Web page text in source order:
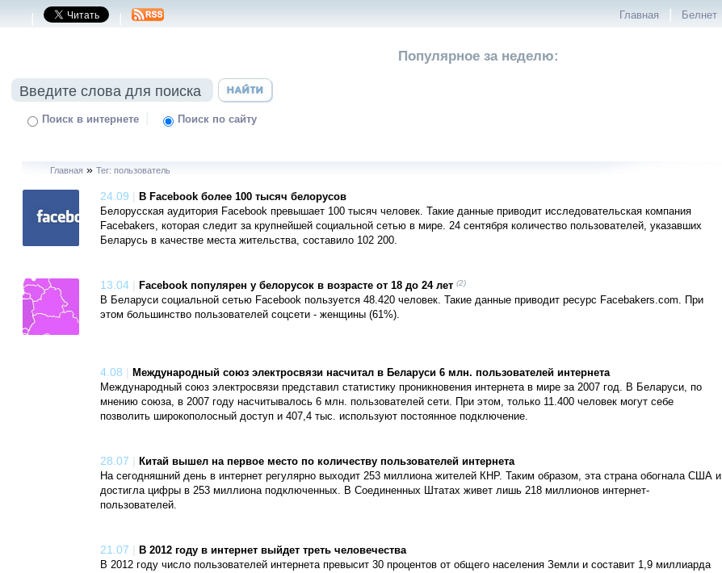
| | Главная | Белнет
Поиск в интернете | Поиск по сайту
Популярное за неделю:
Главная » Тег: пользователь
24.09 | В Facebook более 100 тысяч белорусов
Белорусская аудитория Facebook превышает 100 тысяч человек. Такие данные приводит исследовательская компания
Facebakers, которая следит за крупнейшей социальной сетью в мире. 24 сентября количество пользователей, указавших
Беларусь в качестве места жительства, составило 102 200.
13.04 | Facebook популярен у белорусок в возрасте от 18 до 24 лет (2)
В Беларуси социальной сетью Facebook пользуется 48.420 человек. Такие данные приводит ресурс Facebakers.com. При
этом большинство пользователей соцсети - женщины (61%).
4.08 | Международный союз электросвязи насчитал в Беларуси 6 млн. пользователей интернета
Международный союз электросвязи представил статистику проникновения интернета в мире за 2007 год. В Беларуси, по
мнению союза, в 2007 году насчитывалось 6 млн. пользователей сети. При этом, только 11.400 человек могут себе
позволить широкополосный доступ и 407,4 тыс. используют постоянное подключение.
28.07 | Китай вышел на первое место по количеству пользователей интернета
На сегодняшний день в интернет регулярно выходит 253 миллиона жителей КНР. Таким образом, эта страна обогнала США и
достигла цифры в 253 миллиона подключенных. В Соединенных Штатах живет лишь 218 миллионов интернет-
пользователей.
21.07 | В 2012 году в интернет выйдет треть человечества
В 2012 году число пользователей интернета превысит 30 процентов от общего населения Земли и составит 1,9 миллиарда